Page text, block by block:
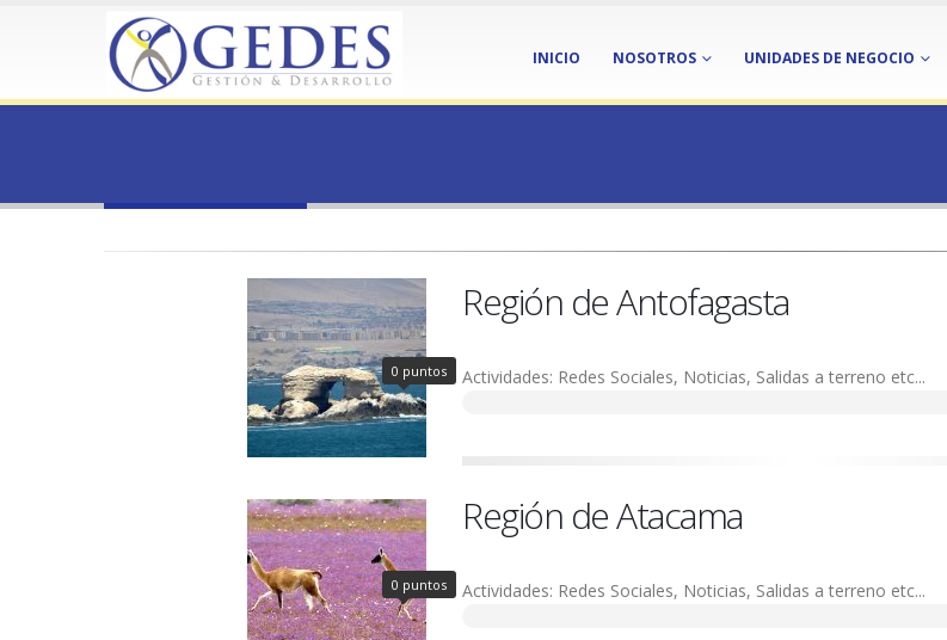
INICIO NOSOTROS UNIDADES DE NEGOCIO
Región de Antofagasta
Actividades: Redes Sociales, Noticias, Salidas a terreno etc...
0 puntos
Región de Atacama
Actividades: Redes Sociales, Noticias, Salidas a terreno etc...
0 puntos